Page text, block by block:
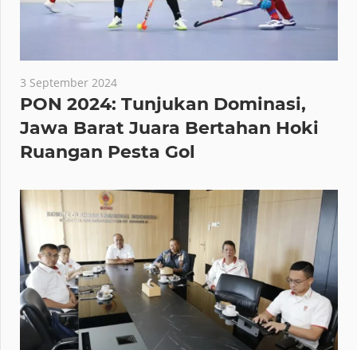
3 September 2024
PON 2024: Tunjukan Dominasi,
Jawa Barat Juara Bertahan Hoki
Ruangan Pesta Gol